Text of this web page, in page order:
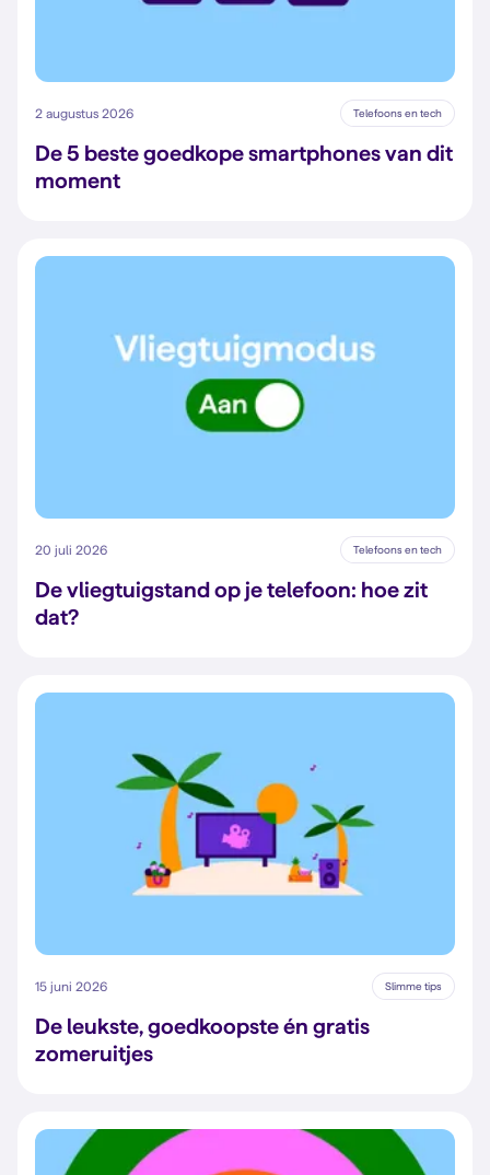
2 augustus 2026 Telefoons en tech
De 5 beste goedkope smartphones van dit
moment
20 juli 2026 Telefoons en tech
De vliegtuigstand op je telefoon: hoe zit
dat?
15 juni 2026 Slimme tips
De leukste, goedkoopste én gratis
zomeruitjes